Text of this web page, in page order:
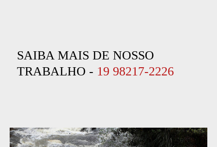
SAIBA MAIS DE NOSSO
TRABALHO - 19 98217-2226